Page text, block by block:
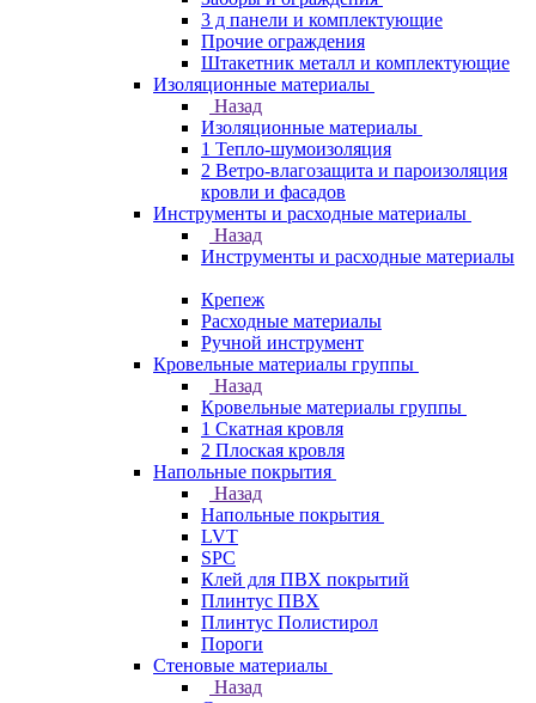
3 д панели и комплектующие
Прочие ограждения
Штакетник металл и комплектующие
Изоляционные материалы
Назад
Изоляционные материалы
1 Тепло-шумоизоляция
2 Ветро-влагозащита и пароизоляция
кровли и фасадов
Инструменты и расходные материалы
Назад
Инструменты и расходные материалы
Крепеж
Расходные материалы
Ручной инструмент
Кровельные материалы группы
Назад
Кровельные материалы группы
1 Скатная кровля
2 Плоская кровля
Напольные покрытия
Назад
Напольные покрытия
LVT
SPC
Клей для ПВХ покрытий
Плинтус ПВХ
Плинтус Полистирол
Пороги
Стеновые материалы
Назад